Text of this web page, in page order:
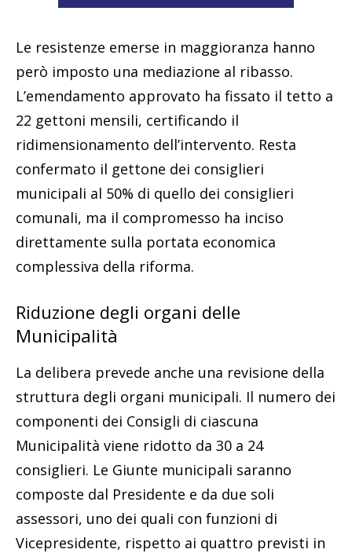
Le resistenze emerse in maggioranza hanno
però imposto una mediazione al ribasso.
L’emendamento approvato ha fissato il tetto a
22 gettoni mensili, certificando il
ridimensionamento dell’intervento. Resta
confermato il gettone dei consiglieri
municipali al 50% di quello dei consiglieri
comunali, ma il compromesso ha inciso
direttamente sulla portata economica
complessiva della riforma.
Riduzione degli organi delle
Municipalità
La delibera prevede anche una revisione della
struttura degli organi municipali. Il numero dei
componenti dei Consigli di ciascuna
Municipalità viene ridotto da 30 a 24
consiglieri. Le Giunte municipali saranno
composte dal Presidente e da due soli
assessori, uno dei quali con funzioni di
Vicepresidente, rispetto ai quattro previsti in